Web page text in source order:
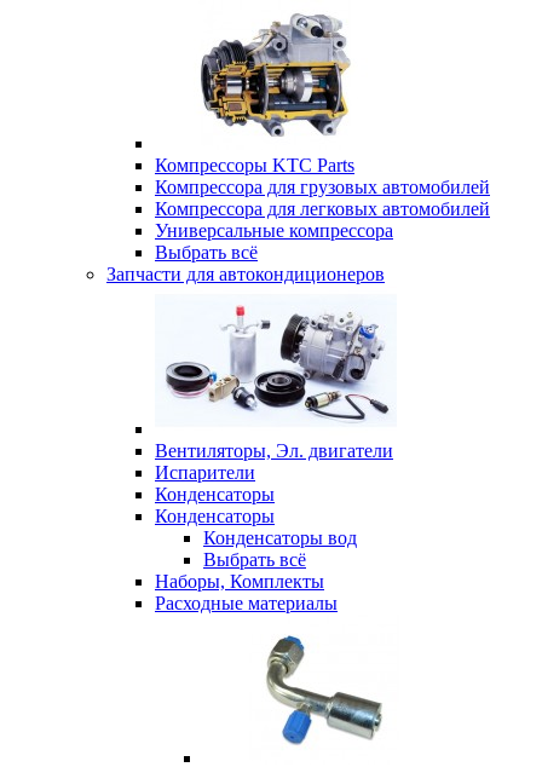
Компрессоры KTC Parts
Компрессора для грузовых автомобилей
Компрессора для легковых автомобилей
Универсальные компрессора
Выбрать всё
Запчасти для автокондиционеров
Вентиляторы, Эл. двигатели
Испарители
Конденсаторы
Конденсаторы
Конденсаторы вод
Выбрать всё
Наборы, Комплекты
Расходные материалы